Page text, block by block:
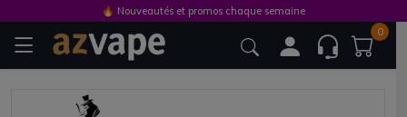
0
🔥 Nouveautés et promos chaque semaine